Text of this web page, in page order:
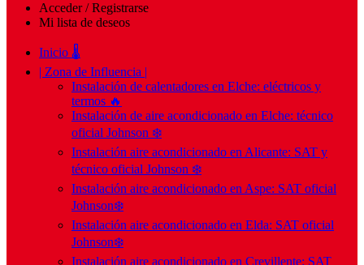
Acceder / Registrarse
Mi lista de deseos
Inicio 🌡️
| Zona de Influencia |
Instalación de calentadores en Elche: eléctricos y
termos 🔥
Instalación de aire acondicionado en Elche: técnico
oficial Johnson ❄️
Instalación aire acondicionado en Alicante: SAT y
técnico oficial Johnson ❄️
Instalación aire acondicionado en Aspe: SAT oficial
Johnson❄️
Instalación aire acondicionado en Elda: SAT oficial
Johnson❄️
Instalación aire acondicionado en Crevillente: SAT